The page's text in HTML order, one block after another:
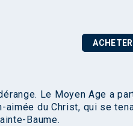
Le Moyen Age a
du Christ, qui se
Baume.